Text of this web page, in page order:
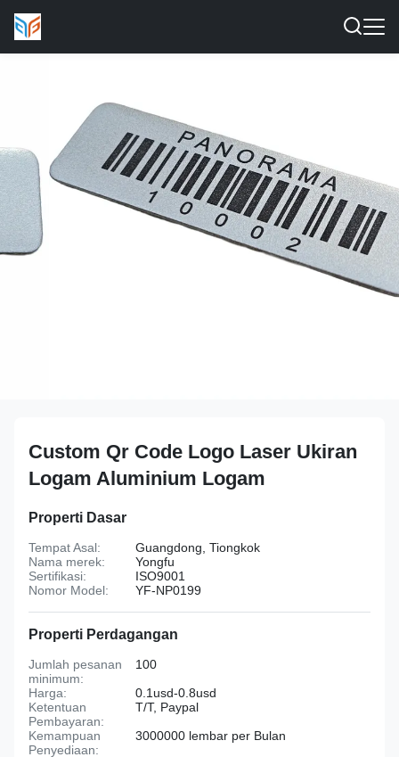
Custom Qr Code Logo Laser Ukiran
Logam Aluminium Logam
Properti Dasar
Tempat Asal:
Guangdong, Tiongkok
Nama merek:
Yongfu
Sertifikasi:
ISO9001
Nomor Model:
YF-NP0199
Properti Perdagangan
Jumlah pesanan
minimum:
100
Harga:
0.1usd-0.8usd
Ketentuan
Pembayaran:
T/T, Paypal
Kemampuan
Penyediaan:
3000000 lembar per Bulan